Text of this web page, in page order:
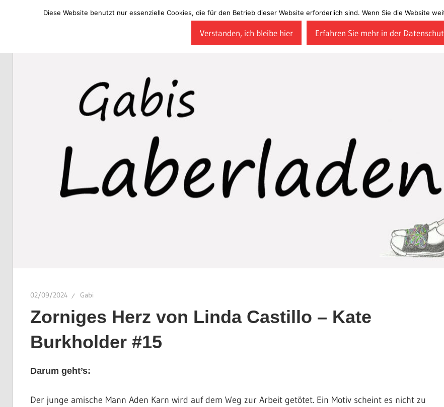
02/09/2024 Gabi
Zorniges Herz von Linda Castillo – Kate
Burkholder #15
Darum geht’s:
Der junge amische Mann Aden Karn wird auf dem Weg zur Arbeit getötet. Ein Motiv scheint es nicht zu
Diese Website benutzt nur essenzielle Cookies, die für den Betrieb dieser Website erforderlich sind. Wenn Sie die Website
Verstanden, ich bleibe hier Erfahren Sie mehr in der